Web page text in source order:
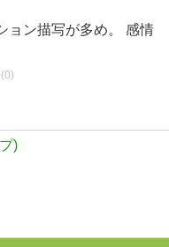
ョン描写が多め。 感情
0)
)